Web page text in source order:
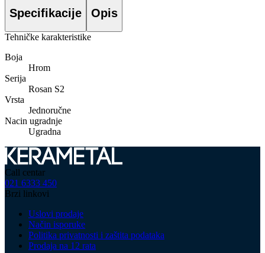
Specifikacije Opis
Tehničke karakteristike
Boja
Hrom
Serija
Rosan S2
Vrsta
Jednoručne
Nacin ugradnje
Ugradna
Call centar
021 6333 450
Brzi linkovi
Uslovi prodaje
Način isporuke
Politika privatnosti i zaštita podataka
Prodaja na 12 rata